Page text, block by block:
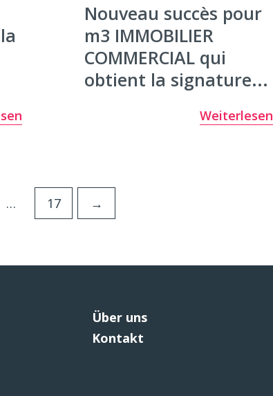
Nouveau succès pour
m3 IMMOBILIER
COMMERCIAL qui
obtient la signature...
Weiterlesen
… 17 →
Über uns
Kontakt